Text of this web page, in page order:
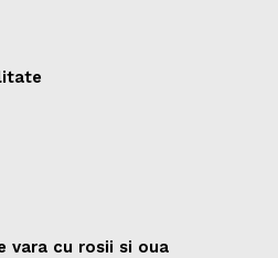
vara cu rosii si oua